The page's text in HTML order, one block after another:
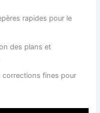
rapides pour le
des plans et
corrections fines pour